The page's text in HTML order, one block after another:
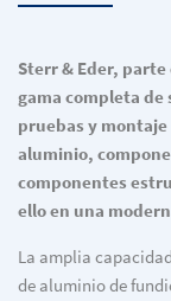
Sterr & Eder,
gama completa de
pruebas y
aluminio,
componentes
ello en una
La amplia
de aluminio de